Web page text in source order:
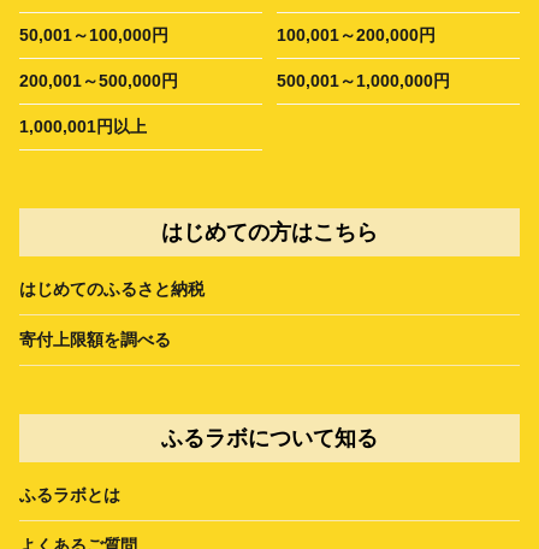
50,001～100,000円 100,001～200,000円
200,001～500,000円 500,001～1,000,000円
1,000,001円以上
はじめての方はこちら
はじめてのふるさと納税
寄付上限額を調べる
ふるラボについて知る
ふるラボとは